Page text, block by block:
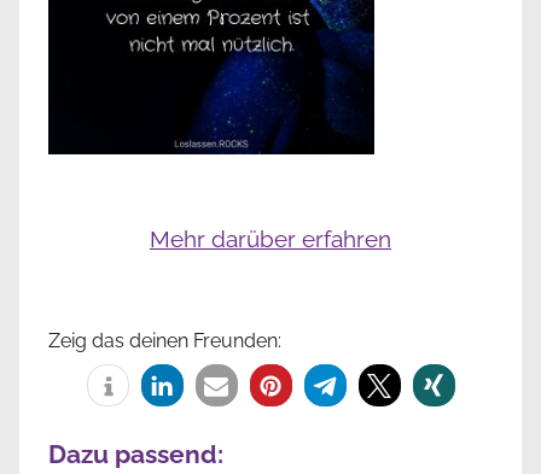
Mehr darüber erfahren
Zeig das deinen Freunden:
Dazu passend: